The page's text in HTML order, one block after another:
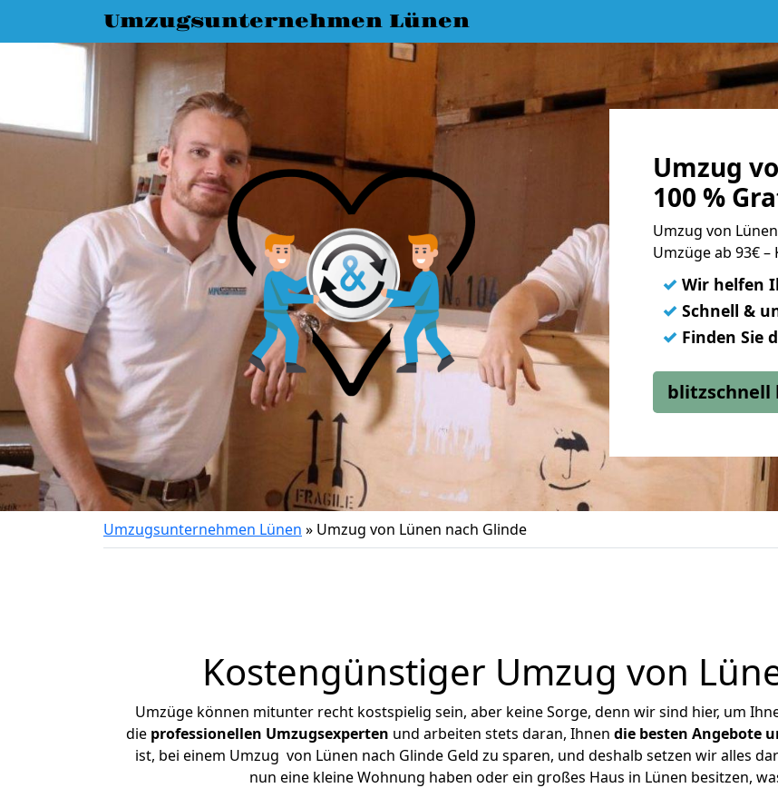
Umzugsunternehmen Lünen
Umzug
100 %
Umzug von
Umzüge ab 93€
✓ Wir helfen
✓ Schnell &
✓ Finden Sie
blitzschnell
Umzugsunternehmen Lünen » Umzug von Lünen nach Glinde
Kostengünstiger Umzug von
Umzüge können mitunter recht kostspielig sein, aber keine Sorge, denn wir sind hier, um
die professionellen Umzugsexperten und arbeiten stets daran, Ihnen die besten Angebote
ist, bei einem Umzug von Lünen nach Glinde Geld zu sparen, und deshalb setzen wir alles
nun eine kleine Wohnung haben oder ein großes Haus in Lünen besitzen,